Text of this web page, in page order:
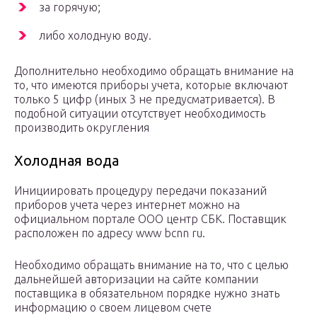
за горячую;
либо холодную воду.
Дополнительно необходимо обращать внимание на
то, что имеются приборы учета, которые включают
только 5 цифр (иных 3 не предусматривается). В
подобной ситуации отсутствует необходимость
производить округления
Холодная вода
Инициировать процедуру передачи показаний
приборов учета через интернет можно на
официальном портале ООО центр СБК. Поставщик
расположен по адресу www bcnn ru.
Необходимо обращать внимание на то, что с целью
дальнейшей авторизации на сайте компании
поставщика в обязательном порядке нужно знать
информацию о своем лицевом счете